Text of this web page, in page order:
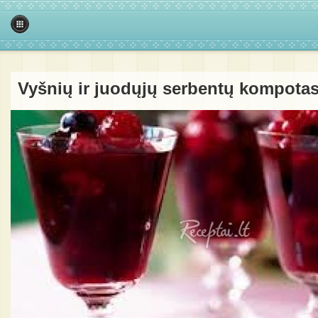
Vyšnių ir juodųjų serbentų